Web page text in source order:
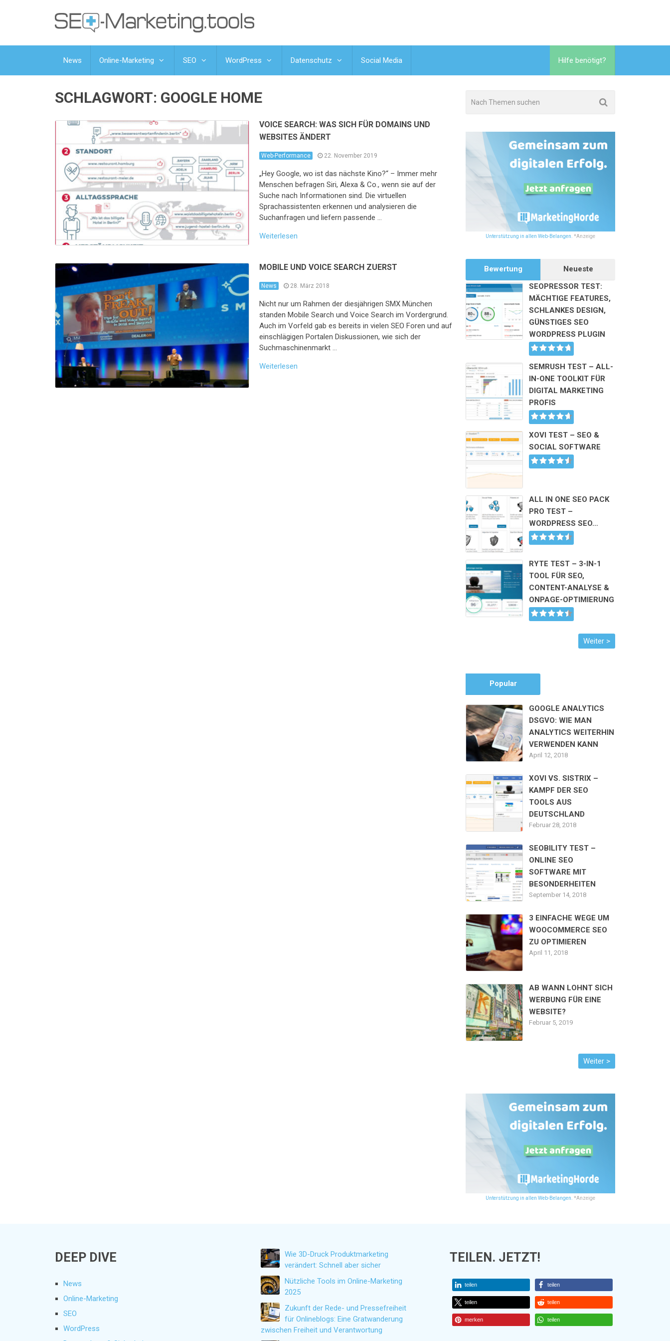
News Online-Marketing SEO WordPress Datenschutz Social Media Hilfe benötigt?
SCHLAGWORT: GOOGLE HOME
VOICE SEARCH: WAS SICH FÜR DOMAINS UND
WEBSITES ÄNDERT
Web-Performance 22. November 2019
„Hey Google, wo ist das nächste Kino?“ – Immer mehr
Menschen befragen Siri, Alexa & Co., wenn sie auf der
Suche nach Informationen sind. Die virtuellen
Sprachassistenten erkennen und analysieren die
Suchanfragen und liefern passende …
Weiterlesen
MOBILE UND VOICE SEARCH ZUERST
News 28. März 2018
Nicht nur um Rahmen der diesjährigen SMX München
standen Mobile Search und Voice Search im Vordergrund.
Auch im Vorfeld gab es bereits in vielen SEO Foren und auf
einschlägigen Portalen Diskussionen, wie sich der
Suchmaschinenmarkt …
Weiterlesen
Unterstützung in allen Web-Belangen. *Anzeige
Bewertung
Neueste
SEOPRESSOR TEST:
MÄCHTIGE FEATURES,
SCHLANKES DESIGN,
GÜNSTIGES SEO
WORDPRESS PLUGIN
SEMRUSH TEST – ALL-
IN-ONE TOOLKIT FÜR
DIGITAL MARKETING
PROFIS
XOVI TEST – SEO &
SOCIAL SOFTWARE
ALL IN ONE SEO PACK
PRO TEST –
WORDPRESS SEO…
RYTE TEST – 3-IN-1
TOOL FÜR SEO,
CONTENT-ANALYSE &
ONPAGE-OPTIMIERUNG
Popular
GOOGLE ANALYTICS
DSGVO: WIE MAN
ANALYTICS WEITERHIN
VERWENDEN KANN
April 12, 2018
XOVI VS. SISTRIX –
KAMPF DER SEO
TOOLS AUS
DEUTSCHLAND
Februar 28, 2018
SEOBILITY TEST –
ONLINE SEO
SOFTWARE MIT
BESONDERHEITEN
September 14, 2018
3 EINFACHE WEGE UM
WOOCOMMERCE SEO
ZU OPTIMIEREN
April 11, 2018
AB WANN LOHNT SICH
WERBUNG FÜR EINE
WEBSITE?
Februar 5, 2019
Unterstützung in allen Web-Belangen. *Anzeige
DEEP DIVE
News
Online-Marketing
SEO
WordPress
Wie 3D-Druck Produktmarketing
verändert: Schnell aber sicher
Nützliche Tools im Online-Marketing
2025
Zukunft der Rede- und Pressefreiheit
für Onlineblogs: Eine Gratwanderung
zwischen Freiheit und Verantwortung
TEILEN. JETZT!
teilen teilen
teilen teilen
merken teilen